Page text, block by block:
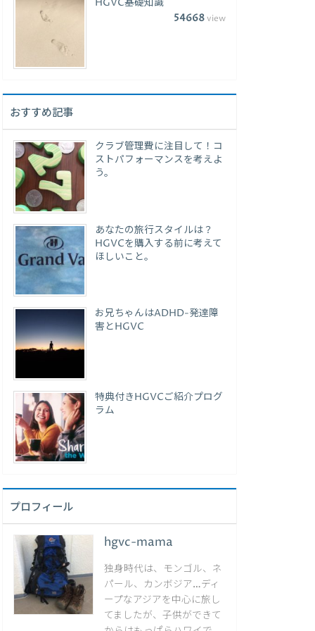
HGVC基礎知識
54668view
おすすめ記事
クラブ管理費に注目して！コ
ストパフォーマンスを考えよ
う。
あなたの旅行スタイルは？
HGVCを購入する前に考えて
ほしいこと。
お兄ちゃんはADHD-発達障
害とHGVC
特典付きHGVCご紹介プログ
ラム
プロフィール
hgvc-mama
独身時代は、モンゴル、ネ
パール、カンボジア…ディ
ープなアジアを中心に旅し
てましたが、子供ができて